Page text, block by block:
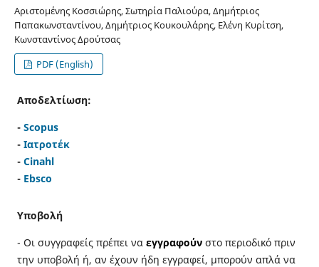
Αριστομένης Κοσσιώρης, Σωτηρία Παλιούρα, Δημήτριος
Παπακωνσταντίνου, Δημήτριος Κουκουλάρης, Ελένη Κυρίτση,
Κωνσταντίνος Δρούτσας
PDF (English)
Αποδελτίωση:
- Scopus
- Ιατροτέκ
- Cinahl
- Ebsco
Υποβολή
- Οι συγγραφείς πρέπει να εγγραφούν στο περιοδικό πριν
την υποβολή ή, αν έχουν ήδη εγγραφεί, μπορούν απλά να